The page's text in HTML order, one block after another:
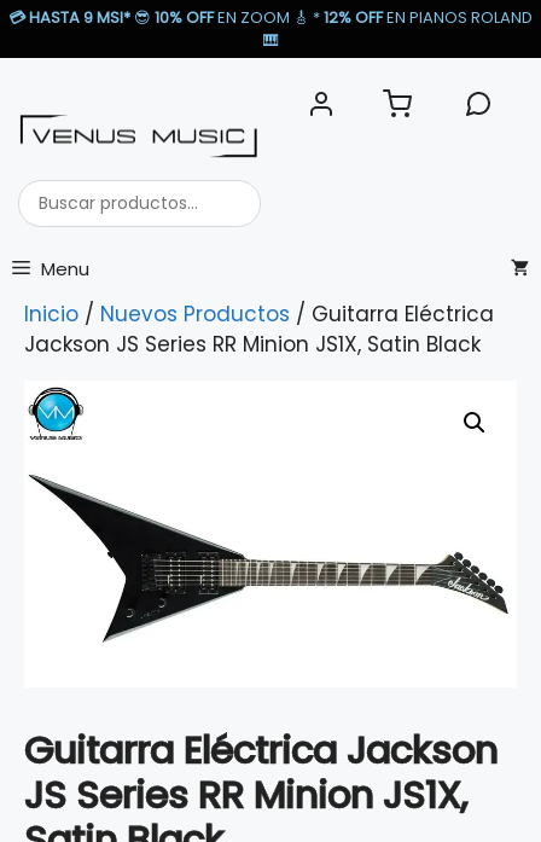
Saltar
💳HASTA 9 MSI* 😎 10% OFFEN ZOOM 🎸​ *12% OFFEN PIANOS ROLAND
🎹​
Buscar
productos...
Menu
Inicio / Nuevos Productos / Guitarra Eléctrica
Jackson JS Series RR Minion JS1X, Satin Black
Guitarra Eléctrica Jackson
JS Series RR Minion JS1X,